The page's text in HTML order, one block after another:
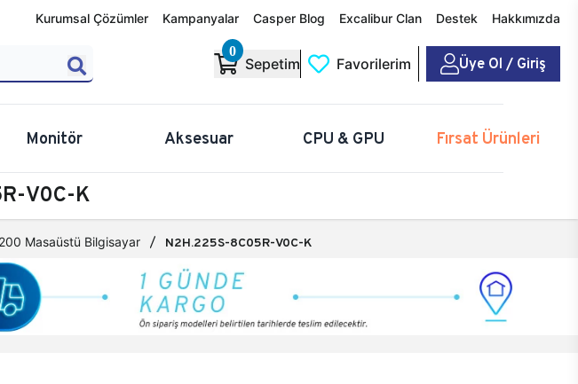
Kurumsal Çözümler Kampanyalar Casper Blog Excalibur Clan Destek Hakkımızda
0
Sepetim Favorilerim Üye Ol / Giriş
Monitör Aksesuar CPU & GPU Fırsat Ürünleri
V0C-K
Masaüstü Bilgisayar N2H.225S-8C05R-V0C-K